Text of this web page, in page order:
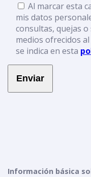
Al marcar esta
mis datos
consultas, quejas
medios ofrecidos
se indica en esta
Información básica